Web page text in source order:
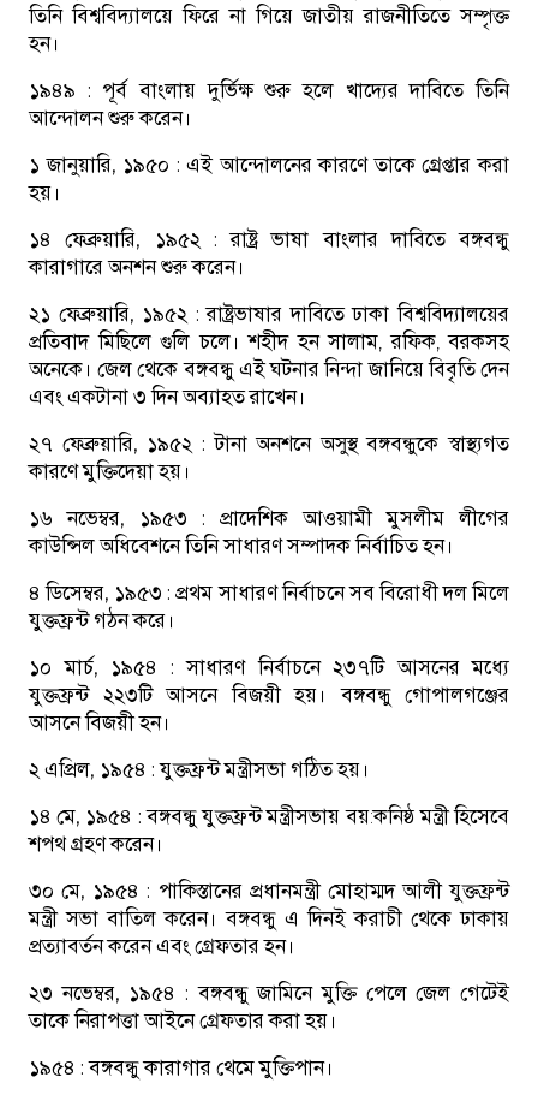
তিনি বিশ্ববিদ্যালয়ে ফিরে না গিয়ে জাতীয় রাজনীতিতে সম্পৃক্ত
হন।
১৯৪৯ : পূর্ব বাংলায় দুর্ভিক্ষ শুরু হলে খাদ্যের দাবিতে তিনি
আন্দোলন শুরু করেন।
১ জানুয়ারি, ১৯৫০ : এই আন্দোলনের কারণে তাকে গ্রেপ্তার করা
হয়।
১৪ ফেব্রুয়ারি, ১৯৫২ : রাষ্ট্র ভাষা বাংলার দাবিতে বঙ্গবন্ধু
কারাগারে অনশন শুরু করেন।
২১ ফেব্রুয়ারি, ১৯৫২ : রাষ্ট্রভাষার দাবিতে ঢাকা বিশ্ববিদ্যালয়ের
প্রতিবাদ মিছিলে গুলি চলে। শহীদ হন সালাম, রফিক, বরকসহ
অনেকে। জেল থেকে বঙ্গবন্ধু এই ঘটনার নিন্দা জানিয়ে বিবৃতি দেন
এবং একটানা ৩ দিন অব্যাহত রাখেন।
২৭ ফেব্রুয়ারি, ১৯৫২ : টানা অনশনে অসুস্থ বঙ্গবন্ধুকে স্বাস্থ্যগত
কারণে মুক্তিদেয়া হয়।
১৬ নভেম্বর, ১৯৫৩ : প্রাদেশিক আওয়ামী মুসলীম লীগের
কাউন্সিল অধিবেশনে তিনি সাধারণ সম্পাদক নির্বাচিত হন।
৪ ডিসেম্বর, ১৯৫৩ : প্রথম সাধারণ নির্বাচনে সব বিরোধী দল মিলে
যুক্তফ্রন্ট গঠন করে।
১০ মার্চ, ১৯৫৪ : সাধারণ নির্বাচনে ২৩৭টি আসনের মধ্যে
যুক্তফ্রন্ট ২২৩টি আসনে বিজয়ী হয়। বঙ্গবন্ধু গোপালগঞ্জের
আসনে বিজয়ী হন।
২ এপ্রিল, ১৯৫৪ : যুক্তফ্রন্ট মন্ত্রীসভা গঠিত হয়।
১৪ মে, ১৯৫৪ : বঙ্গবন্ধু যুক্তফ্রন্ট মন্ত্রীসভায় বয়:কনিষ্ঠ মন্ত্রী হিসেবে
শপথ গ্রহণ করেন।
৩০ মে, ১৯৫৪ : পাকিস্তানের প্রধানমন্ত্রী মোহাম্মদ আলী যুক্তফ্রন্ট
মন্ত্রী সভা বাতিল করেন। বঙ্গবন্ধু এ দিনই করাচী থেকে ঢাকায়
প্রত্যাবর্তন করেন এবং গ্রেফতার হন।
২৩ নভেম্বর, ১৯৫৪ : বঙ্গবন্ধু জামিনে মুক্তি পেলে জেল গেটেই
তাকে নিরাপত্তা আইনে গ্রেফতার করা হয়।
১৯৫৪ : বঙ্গবন্ধু কারাগার থেমে মুক্তিপান।